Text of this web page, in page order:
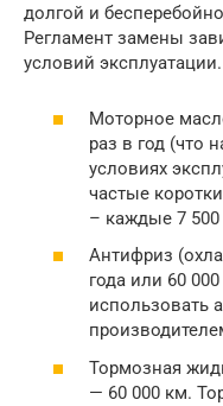
долгой и
Регламент замены
условий
Моторное
раз в год (что
условиях
частые
– каждые 7
Антифриз
года или 60
использовать
Тормозная
— 60 000 км.